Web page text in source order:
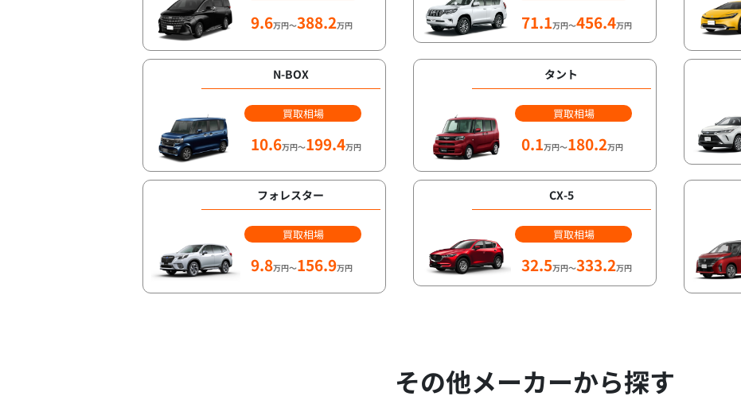
9.6万円～388.2万円 71.1万円～456.4万円
N-BOX
買取相場
10.6万円～199.4万円
タント
買取相場
0.1万円～180.2万円
フォレスター
買取相場
9.8万円～156.9万円
CX-5
買取相場
32.5万円～333.2万円
その他メーカーから探す